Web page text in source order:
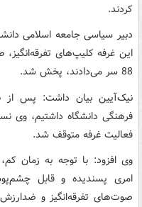
کردند.
دبیر سیاسی جامعه اسلامی
این غرفه کلیپ‌های
88 سر می‌دادند، پخش شد.
نیک‌آیین بیان داشت: پس از
فرهنگی دانشگاه داشتیم، وی
فعالیت غرفه متوقف شد.
وی افزود: با توجه به زمان
امری پسندیده و قابل
صوت‌های تفرقه‌انگیز و